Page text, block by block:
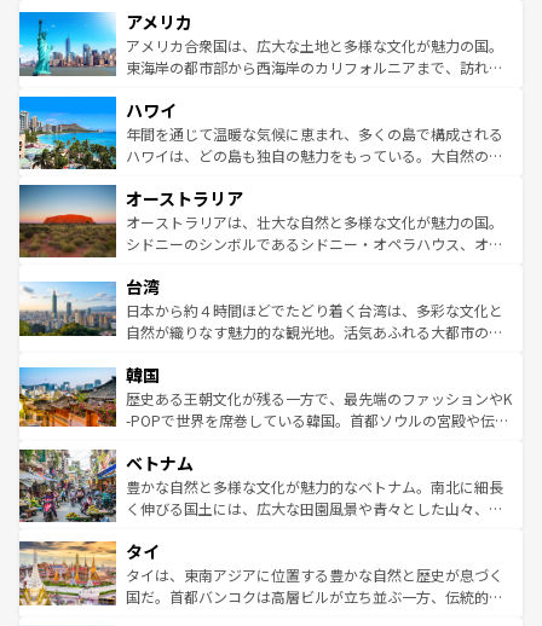
ンツ一覧を参照してほしい。
の建物がそのまま残る町や、スイスならではのユニークな
博物館もあり、アルプス観光だけでなく町歩きも満喫する
ことができる。国民の所得が高いため物価も高いが、旅行
ば市内交通費無料で観光を楽しむこともできる。 なお、新
着のスイス情報はコンテンツ一覧 を参照してほしい。
アメリカ
アメリカ合衆国は、広大な土地と多様な文化が魅力の国。
東海岸の都市部から西海岸のカリフォルニアまで、訪れる
のような巨大都市は、観光、ショッピング、エンターテイ
ンメントが詰まった刺激的なスポットだ。一方、アメリカ
西部には大自然が広がり、グランドキャニオンやイエロー
部のニューオーリンズでは、音楽と美食が融合した独特の
文化が魅力。旅行者はアメリカの各地域で異なる魅力を楽
しみながら、その多様性と豊かな歴史を感じることができ
ならではの贅沢な旅のスタイルだ。 なお、新着のアメリカ
情報はコンテンツ一覧を参照してほしい。
ハワイ
年間を通じて温暖な気候に恵まれ、多くの島で構成される
ハワイは、どの島も独自の魅力をもっている。大自然の神
ワイ島は見逃せない。また、定番の観光地といえばオアフ
島だが、静かな自然を求めるならマウイ島やカウアイ島が
おすすめ。エメラルドグリーンに輝く海をはじめ、豊かな
れるおもてなしの心で訪れる人々を迎えてくれるハワイの
人々、おいしいローカルフードやハワイアンミュージッ
ク、伝統的なフラダンスなど、すべてがハワイの魅力を彩
ワイを、存分に味わってほしい。 なお、新着のハワイ情報
はコンテンツ一覧を参照してほしい。
オーストラリア
オーストラリアは、壮大な自然と多様な文化が魅力の国。
シドニーのシンボルであるシドニー・オペラハウス、オー
リアリーフや大陸中央部にそびえるウルル（エアーズロッ
ク）、タスマニアの美しい原生林やケアンズの熱帯雨林な
ど、見どころがたくさん。また、カフェやワイン、オージ
いる。アクティビティも充実しており、サーフィンやダイ
ビング、ハイキングなど、アウトドア好きにはたまらな
い。オーストラリアの多彩な魅力を存分に味わいつくそ
参照してほしい。
台湾
日本から約４時間ほどでたどり着く台湾は、多彩な文化と
自然が織りなす魅力的な観光地。活気あふれる大都市の台
ン）、静ひつな山岳地帯である台湾東部など、都市の喧騒
と山間の静けさが共存しており、訪れる人に新しい発見と
驚きをもたらしてくれる。また、奥深い台湾の食文化も魅
容にもいいと評判のスイーツなど、バラエティ豊かな料理
が味わえる。 なお、新着の台湾情報は コンテンツ一覧を参
照してほしい。
韓国
歴史ある王朝文化が残る一方で、最先端のファッションやK
-POPで世界を席巻している韓国。首都ソウルの宮殿や伝統
き、地方に足を延ばせば四季折々の自然美を楽しむことが
できる。そして、キムチや焼肉、絶品のストリートフード
まで、さまざまな韓国料理が待っている。夜には、韓国な
リティに包まれながら、韓国の多彩な魅力を心ゆくまで味
わってみてほしい。 なお、新着の韓国情報はコンテンツ一
覧を参照してほしい。
ベトナム
豊かな自然と多様な文化が魅力的なベトナム。南北に細長
く伸びる国土には、広大な田園風景や青々とした山々、世
急速な発展と共に伝統が息づく。ハノイの古い町並みやホ
ーチミン市のフランス統治時代の建物も、独特の雰囲気を
醸し出している。また、バラエティの豊かさとおいしさで
タイ
タイは、東南アジアに位置する豊かな自然と歴史が息づく
国だ。首都バンコクは高層ビルが立ち並ぶ一方、伝統的な